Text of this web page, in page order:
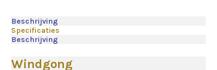
Beschrijving
Specificaties
Beschrijving
Windgong